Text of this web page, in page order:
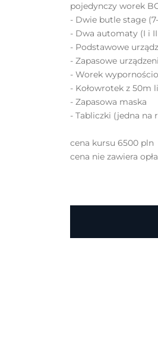
pojedynczy worek
- Dwie butle stage
- Dwa automaty (I i
- Podstawowe
- Zapasowe
- Worek
- Kołowrotek z 50m
- Zapasowa maska
- Tabliczki (jedna na
cena kursu 6500 pln
cena nie zawiera